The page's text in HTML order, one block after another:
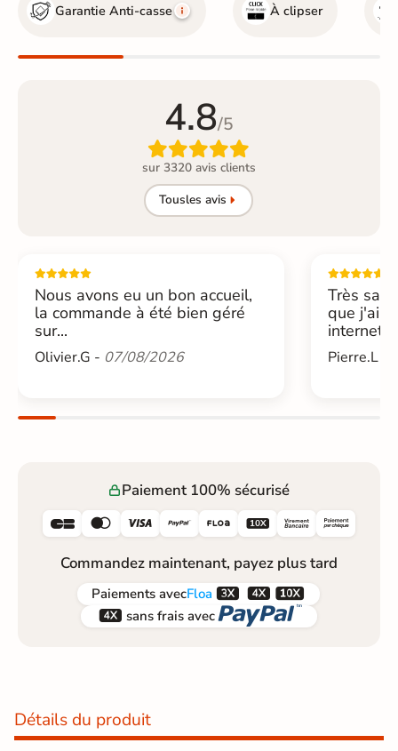
Garantie Anti-casse À clipser
4.8/5

sur 3320 avis clients
Tousles avis
Nous avons eu un bon accueil,
la commande à été bien géré
sur...
Olivier.G - 07/08/2026
Très
que j'ai
internet....
Pierre.L -
Paiement 100% sécurisé
     
Commandez maintenant, payez plus tard
Paiements avecFloa  
 sans frais avec 
Détails du produit